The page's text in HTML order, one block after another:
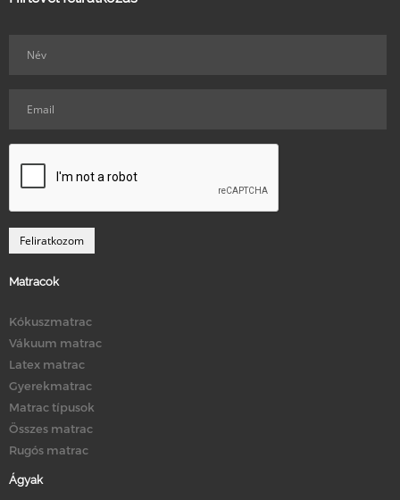
Matracok
Kókuszmatrac
Vákuum matrac
Latex matrac
Gyerekmatrac
Matrac típusok
Összes matrac
Rugós matrac
Ágyak